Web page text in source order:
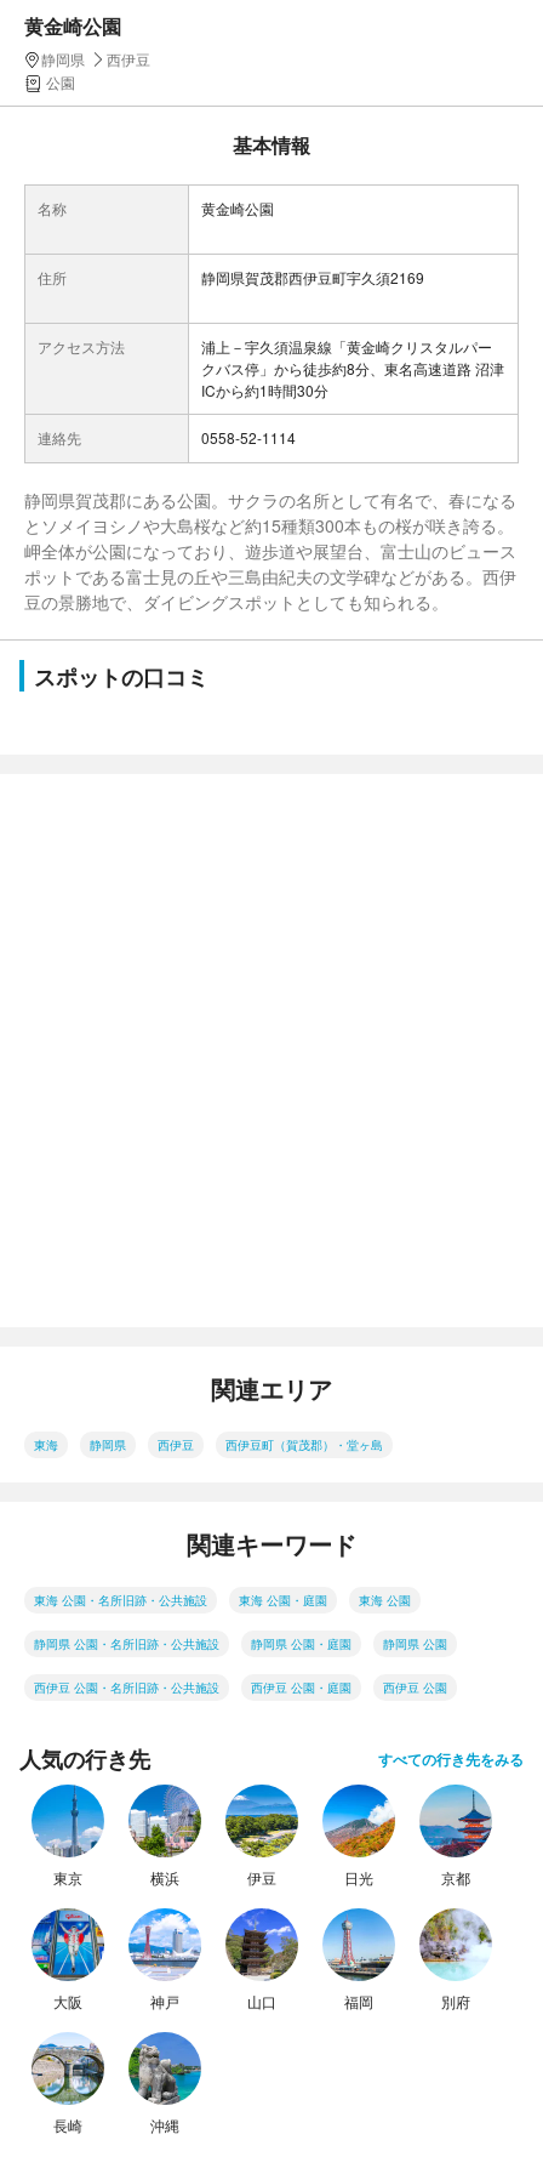
黄金崎公園
静岡県
西伊豆
公園
基本情報
名称 黄金崎公園
住所 静岡県賀茂郡西伊豆町宇久須2169
アクセス方法
浦上－宇久須温泉線「黄金崎クリスタルパー
クバス停」から徒歩約8分、東名高速道路 沼津
ICから約1時間30分
連絡先 0558-52-1114
静岡県賀茂郡にある公園。サクラの名所として有名で、春になる
とソメイヨシノや大島桜など約15種類300本もの桜が咲き誇る。
岬全体が公園になっており、遊歩道や展望台、富士山のビュース
ポットである富士見の丘や三島由紀夫の文学碑などがある。西伊
豆の景勝地で、ダイビングスポットとしても知られる。
スポットの口コミ
関連エリア
東海 静岡県 西伊豆 西伊豆町（賀茂郡）・堂ヶ島
関連キーワード
東海 公園・名所旧跡・公共施設 東海 公園・庭園 東海 公園
静岡県 公園・名所旧跡・公共施設 静岡県 公園・庭園 静岡県 公園
西伊豆 公園・名所旧跡・公共施設 西伊豆 公園・庭園 西伊豆 公園
人気の行き先 すべての行き先をみる
東京 横浜 伊豆 日光 京都
大阪 神戸 山口 福岡 別府
長崎 沖縄